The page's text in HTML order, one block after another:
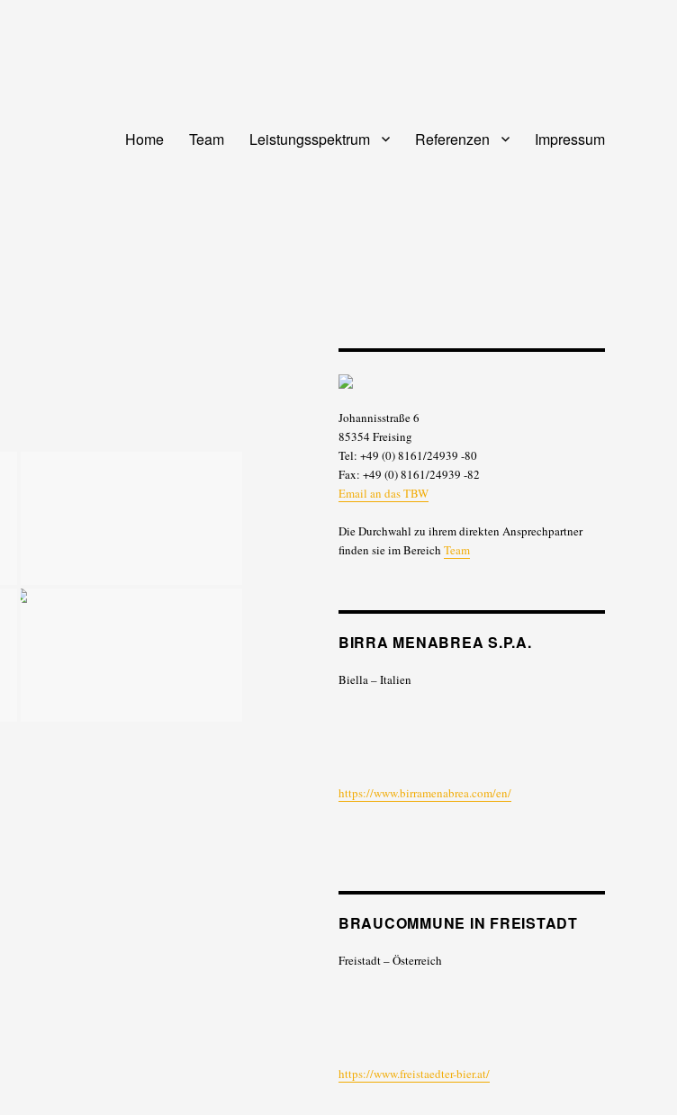
Home Team Leistungsspektrum Referenzen Impressum
Johannisstraße 6
85354 Freising
Tel: +49 (0) 8161/24939 -80
Fax: +49 (0) 8161/24939 -82
Email an das TBW
Die Durchwahl zu ihrem direkten Ansprechpartner
finden sie im Bereich Team
BIRRA MENABREA S.P.A.
Biella – Italien
https://www.birramenabrea.com/en/
BRAUCOMMUNE IN FREISTADT
Freistadt – Österreich
https://www.freistaedter-bier.at/